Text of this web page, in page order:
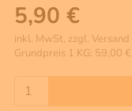
5,90 €
inkl. MwSt, zzgl. Versand
Grundpreis 1 KG: 59,00 €